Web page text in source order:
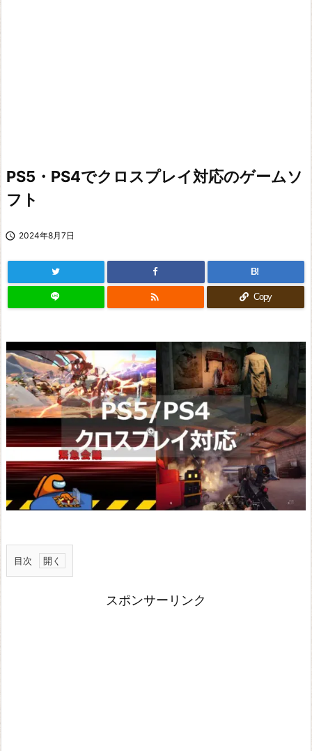
PS5・PS4でクロスプレイ対応のゲームソ
フト
 2024年8月7日
B!
 Copy
目次
ク
スポンサーリンク